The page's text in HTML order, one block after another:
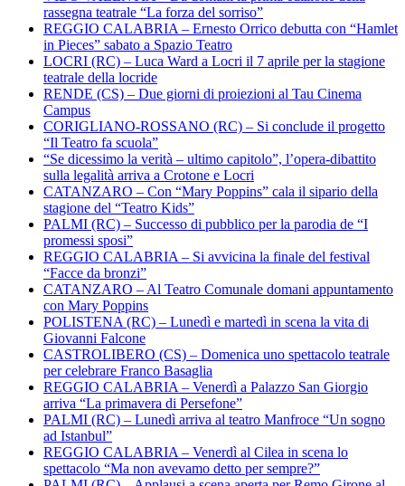
rassegna teatrale “La forza del sorriso”
REGGIO CALABRIA – Ernesto Orrico debutta con “Hamlet
in Pieces” sabato a Spazio Teatro
LOCRI (RC) – Luca Ward a Locri il 7 aprile per la stagione
teatrale della locride
RENDE (CS) – Due giorni di proiezioni al Tau Cinema
Campus
CORIGLIANO-ROSSANO (RC) – Si conclude il progetto
“Il Teatro fa scuola”
“Se dicessimo la verità – ultimo capitolo”, l’opera-dibattito
sulla legalità arriva a Crotone e Locri
CATANZARO – Con “Mary Poppins” cala il sipario della
stagione del “Teatro Kids”
PALMI (RC) – Successo di pubblico per la parodia de “I
promessi sposi”
REGGIO CALABRIA – Si avvicina la finale del festival
“Facce da bronzi”
CATANZARO – Al Teatro Comunale domani appuntamento
con Mary Poppins
POLISTENA (RC) – Lunedì e martedì in scena la vita di
Giovanni Falcone
CASTROLIBERO (CS) – Domenica uno spettacolo teatrale
per celebrare Franco Basaglia
REGGIO CALABRIA – Venerdì a Palazzo San Giorgio
arriva “La primavera di Persefone”
PALMI (RC) – Lunedì arriva al teatro Manfroce “Un sogno
ad Istanbul”
REGGIO CALABRIA – Venerdì al Cilea in scena lo
spettacolo “Ma non avevamo detto per sempre?”